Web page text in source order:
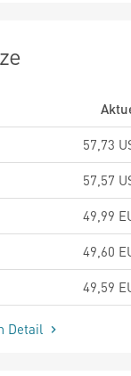
57,73
57,57
49,99
49,60
49,59
Detail